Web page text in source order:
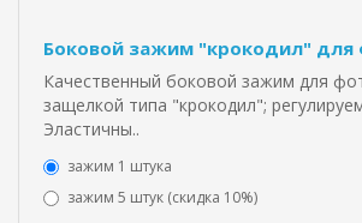
Боковой зажим "крокодил"
Качественный боковой зажим для
защелкой типа "крокодил";
Эластичны..
зажим 1 штука
зажим 5 штук (скидка 10%)